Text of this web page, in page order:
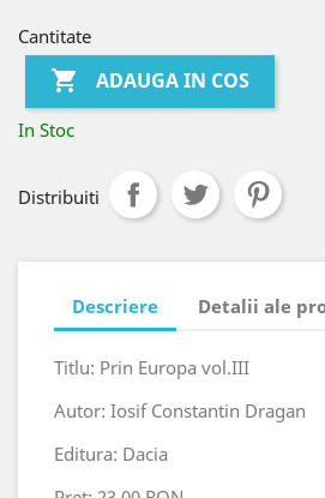
Cantitate
 ADAUGA IN COS
In Stoc
Distribuiti
Descriere Detalii ale
Titlu: Prin Europa vol.III
Autor: Iosif Constantin Dragan
Editura: Dacia